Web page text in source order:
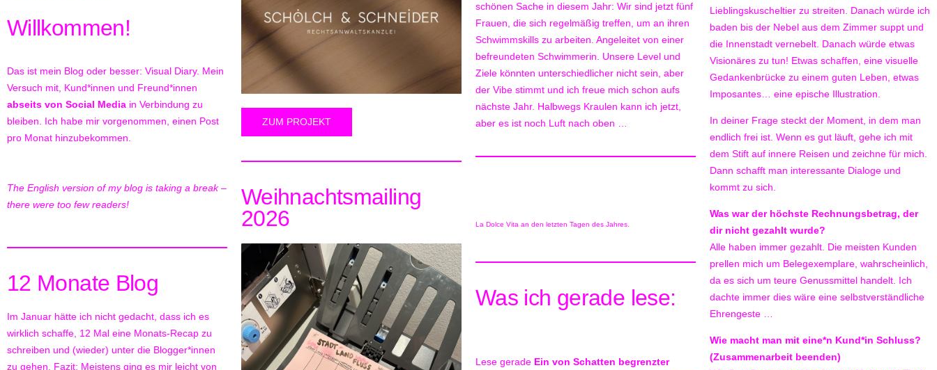
Willkommen!
Das ist mein Blog oder besser: Visual Diary. Mein
Versuch mit, Kund*innen und Freund*innen
abseits von Social Media in Verbindung zu
bleiben. Ich habe mir vorgenommen, einen Post
pro Monat hinzubekommen.
The English version of my blog is taking a break –
there were too few readers!
12 Monate Blog
Im Januar hätte ich nicht gedacht, dass ich es
wirklich schaffe, 12 Mal eine Monats-Recap zu
schreiben und (wieder) unter die Blogger*innen
zu gehen. Fazit: Meistens ging es mir leicht von
ZUM PROJEKT
Weihnachtsmailing
2026
schönen Sache in diesem Jahr: Wir sind jetzt fünf
Frauen, die sich regelmäßig treffen, um an ihren
Schwimmskills zu arbeiten. Angeleitet von einer
befreundeten Schwimmerin. Unsere Level und
Ziele könnten unterschiedlicher nicht sein, aber
der Vibe stimmt und ich freue mich schon aufs
nächste Jahr. Halbwegs Kraulen kann ich jetzt,
aber es ist noch Luft nach oben …
La Dolce Vita an den letzten Tagen des Jahres.
Was ich gerade lese:
Lese gerade Ein von Schatten begrenzter
Lieblingskuscheltier zu streiten. Danach würde ich
baden bis der Nebel aus dem Zimmer suppt und
die Innenstadt vernebelt. Danach würde etwas
Visionäres zu tun! Etwas schaffen, eine visuelle
Gedankenbrücke zu einem guten Leben, etwas
Imposantes… eine epische Illustration.
In deiner Frage steckt der Moment, in dem man
endlich frei ist. Wenn es gut läuft, gehe ich mit
dem Stift auf innere Reisen und zeichne für mich.
Dann schafft man interessante Dialoge und
kommt zu sich.
Was war der höchste Rechnungsbetrag, der
dir nicht gezahlt wurde?
Alle haben immer gezahlt. Die meisten Kunden
prellen mich um Belegexemplare, wahrscheinlich,
da es sich um teure Genussmittel handelt. Ich
dachte immer dies wäre eine selbstverständliche
Ehrengeste …
Wie macht man mit eine*n Kund*in Schluss?
(Zusammenarbeit beenden)